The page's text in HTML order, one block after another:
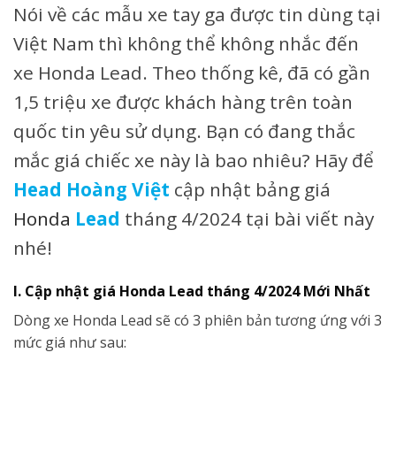
Nói về các mẫu xe tay ga được tin dùng tại
Việt Nam thì không thể không nhắc đến
xe Honda Lead. Theo thống kê, đã có gần
1,5 triệu xe được khách hàng trên toàn
quốc tin yêu sử dụng. Bạn có đang thắc
mắc giá chiếc xe này là bao nhiêu? Hãy để
Head Hoàng Việt cập nhật bảng giá
Honda Lead tháng 4/2024 tại bài viết này
nhé!
I. Cập nhật giá Honda Lead tháng 4/2024 Mới Nhất
Dòng xe Honda Lead sẽ có 3 phiên bản tương ứng với 3
mức giá như sau: